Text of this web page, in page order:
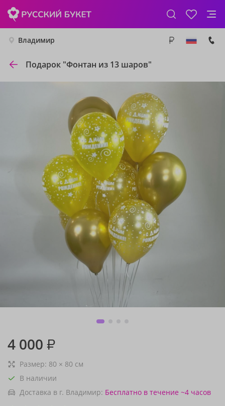
Владимир
Подарок "Фонтан из 13 шаров"
4 000 ₽
Размер: 80 × 80 см
В наличии
Доставка в г. Владимир: Бесплатно в течение ~4 часов